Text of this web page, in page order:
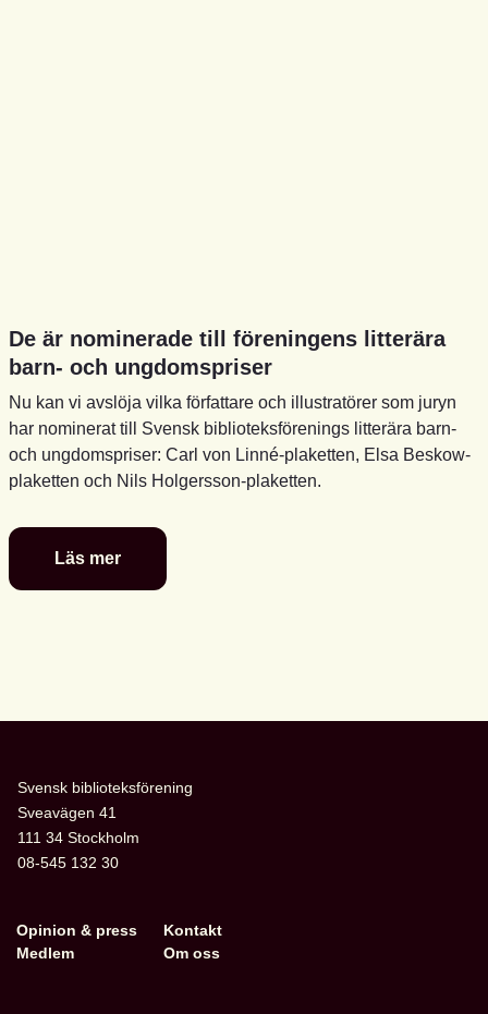
De är nominerade till föreningens litterära
barn- och ungdomspriser
Nu kan vi avslöja vilka författare och illustratörer som juryn
har nominerat till Svensk biblioteksförenings litterära barn-
och ungdomspriser: Carl von Linné-plaketten, Elsa Beskow-
plaketten och Nils Holgersson-plaketten.
Läs mer
De
är
barn-
ungdomspriser
Svensk biblioteksförening
Sveavägen 41
111 34 Stockholm
08-545 132 30
Opinion & press
Medlem
Kontakt
Om oss